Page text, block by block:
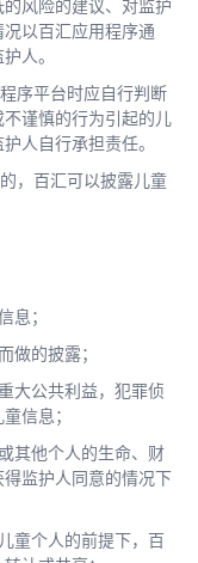
以百汇应用程序通
人。
序平台时应自行判断
谨慎的行为引起的儿
人自行承担责任。
，百汇可以披露儿童
息；
做的披露；
大公共利益，犯罪侦
信息；
其他个人的生命、财
监护人同意的情况下
童个人的前提下，百